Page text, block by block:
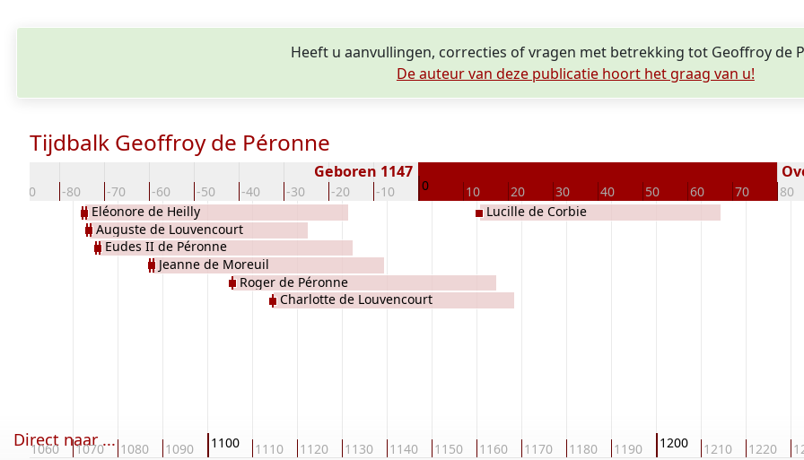
Heeft u aanvullingen, correcties of vragen met betrekking tot Geoffroy de
De auteur van deze publicatie hoort het graag van u!
Tijdbalk Geoffroy de Péronne
-90 -80 -70 -60 -50 -40 -30 -20 -10 0 10 20 30 40 50 60 70 80
Geboren 1147
1060 1070 1080 1090 1100 1110 1120 1130 1140 1150 1160 1170 1180 1190 1200 1210 1220
Eléonore de Heilly
Auguste de Louvencourt
Eudes II de Péronne
Jeanne de Moreuil
Roger de Péronne
Charlotte de Louvencourt
Lucille de Corbie
Direct naar ...